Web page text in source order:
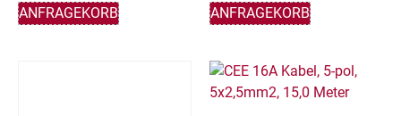
ANFRAGEKORB ANFRAGEKORB